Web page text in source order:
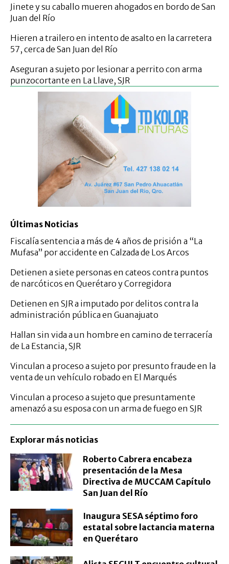
Jinete y su caballo mueren ahogados en bordo de San
Juan del Río
Hieren a trailero en intento de asalto en la carretera
57, cerca de San Juan del Río
Aseguran a sujeto por lesionar a perrito con arma
punzocortante en La Llave, SJR
Últimas Noticias
Fiscalía sentencia a más de 4 años de prisión a “La
Mufasa” por accidente en Calzada de Los Arcos
Detienen a siete personas en cateos contra puntos
de narcóticos en Querétaro y Corregidora
Detienen en SJR a imputado por delitos contra la
administración pública en Guanajuato
Hallan sin vida a un hombre en camino de terracería
de La Estancia, SJR
Vinculan a proceso a sujeto por presunto fraude en la
venta de un vehículo robado en El Marqués
Vinculan a proceso a sujeto que presuntamente
amenazó a su esposa con un arma de fuego en SJR
Explorar más noticias
Roberto Cabrera encabeza
presentación de la Mesa
Directiva de MUCCAM Capítulo
San Juan del Río
Inaugura SESA séptimo foro
estatal sobre lactancia materna
en Querétaro